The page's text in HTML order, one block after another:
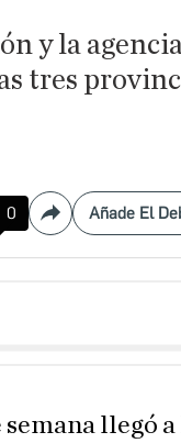
y la
tres
0 Compartir
Añade El
semana llegó a